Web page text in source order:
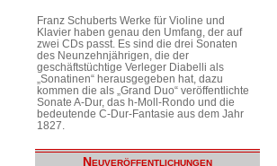
Franz Schuberts Werke für Violine und
Klavier haben genau den Umfang, der auf
zwei CDs passt. Es sind die drei Sonaten
des Neunzehnjährigen, die der
geschäftstüchtige Verleger Diabelli als
„Sonatinen“ herausgegeben hat, dazu
kommen die als „Grand Duo“ veröffentlichte
Sonate A-Dur, das h-Moll-Rondo und die
bedeutende C-Dur-Fantasie aus dem Jahr
1827.
Neuveröffentlichungen